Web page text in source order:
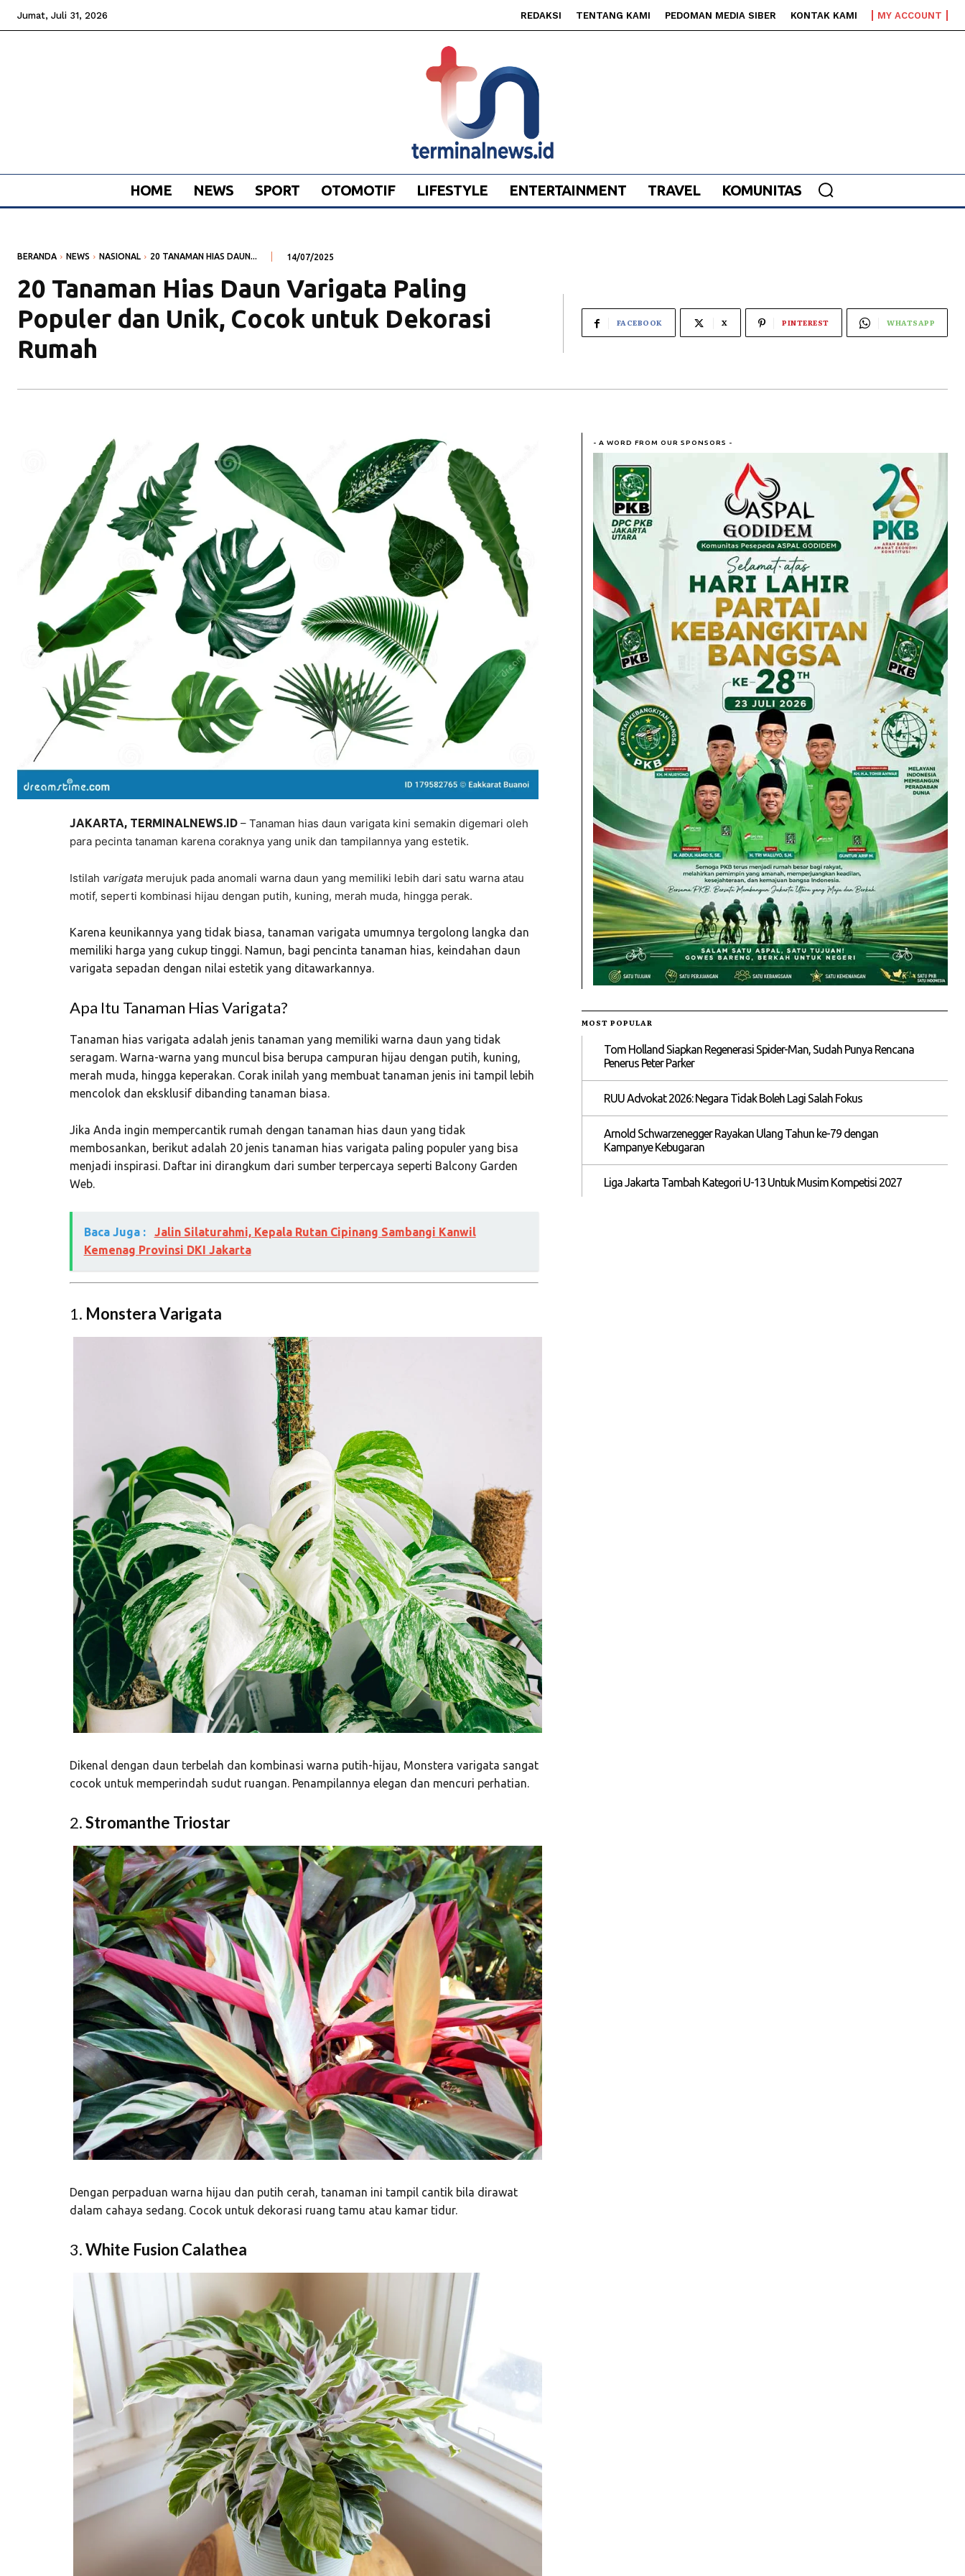
Jumat, Juli 31, 2026 REDAKSI TENTANG KAMI PEDOMAN MEDIA SIBER KONTAK KAMI MY ACCOUNT
HOME NEWS SPORT OTOMOTIF LIFESTYLE ENTERTAINMENT TRAVEL KOMUNITAS
BERANDA NEWS NASIONAL 20 TANAMAN HIAS DAUN... 14/07/2025
20 Tanaman Hias Daun Varigata Paling
Populer dan Unik, Cocok untuk Dekorasi
Rumah
FACEBOOK X PINTEREST WHATSAPP
JAKARTA, TERMINALNEWS.ID– Tanaman hias daun varigata kini semakin digemari oleh
para pecinta tanaman karena coraknya yang unik dan tampilannya yang estetik.
Istilah varigatamerujuk pada anomali warna daun yang memiliki lebih dari satu warna atau
motif, seperti kombinasi hijau dengan putih, kuning, merah muda, hingga perak.
Karena keunikannya yang tidak biasa, tanaman varigata umumnya tergolong langka dan
memiliki harga yang cukup tinggi. Namun, bagi pencinta tanaman hias, keindahan daun
varigata sepadan dengan nilai estetik yang ditawarkannya.
Apa Itu Tanaman Hias Varigata?
Tanaman hias varigata adalah jenis tanaman yang memiliki warna daun yang tidak
seragam. Warna-warna yang muncul bisa berupa campuran hijau dengan putih, kuning,
merah muda, hingga keperakan. Corak inilah yang membuat tanaman jenis ini tampil lebih
mencolok dan eksklusif dibanding tanaman biasa.
Jika Anda ingin mempercantik rumah dengan tanaman hias daun yang tidak
membosankan, berikut adalah 20 jenis tanaman hias varigata paling populer yang bisa
menjadi inspirasi. Daftar ini dirangkum dari sumber terpercaya seperti Balcony Garden
Web.
Baca Juga :
Jalin Silaturahmi, Kepala Rutan Cipinang Sambangi Kanwil
Kemenag Provinsi DKI Jakarta
1. Monstera Varigata
Dikenal dengan daun terbelah dan kombinasi warna putih-hijau, Monstera varigata sangat
cocok untuk memperindah sudut ruangan. Penampilannya elegan dan mencuri perhatian.
2.Stromanthe Triostar
Dengan perpaduan warna hijau dan putih cerah, tanaman ini tampil cantik bila dirawat
dalam cahaya sedang. Cocok untuk dekorasi ruang tamu atau kamar tidur.
3.White Fusion Calathea
- A WORD FROM OUR SPONSORS -
MOST POPULAR
Tom Holland Siapkan Regenerasi Spider-Man, Sudah Punya Rencana
Penerus Peter Parker
RUU Advokat 2026: Negara Tidak Boleh Lagi Salah Fokus
Arnold Schwarzenegger Rayakan Ulang Tahun ke-79 dengan
Kampanye Kebugaran
Liga Jakarta Tambah Kategori U-13 Untuk Musim Kompetisi 2027